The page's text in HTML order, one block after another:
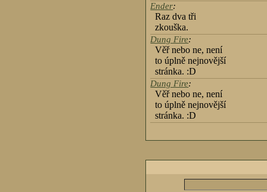
Ender:
Raz dva tři
zkouška.
Dung Fire:
Věř nebo ne, není
to úplně nejnovější
stránka. :D
Dung Fire:
Věř nebo ne, není
to úplně nejnovější
stránka. :D